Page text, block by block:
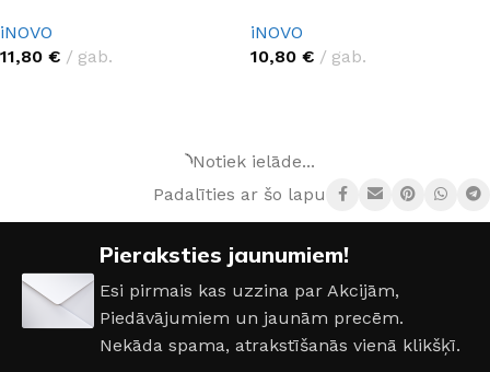
iNOVO
11,80 € gab.
iNOVO
10,80 € gab.
Notiek ielāde...
Padalīties ar šo lapu:
Pieraksties jaunumiem!
Esi pirmais kas uzzina par Akcijām,
Piedāvājumiem un jaunām precēm.
Nekāda spama, atrakstīšanās vienā klikšķī.